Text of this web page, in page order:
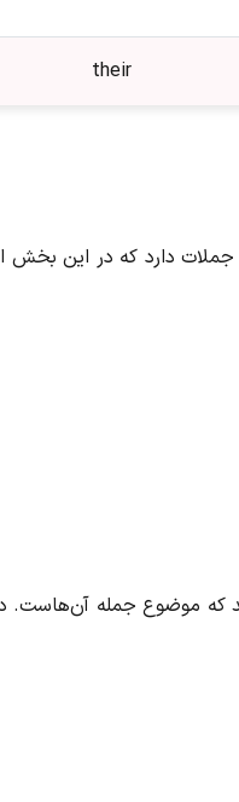
their
جملات دارد که در این بخش
که موضوع جمله آن‌هاست.